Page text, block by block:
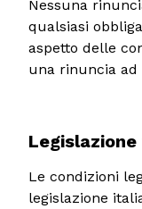
Nessuna
qualsiasi
aspetto delle
una rinuncia ad
Le condizioni
legislazione